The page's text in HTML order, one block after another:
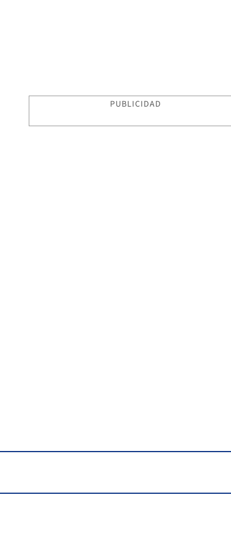
PUBLICIDAD